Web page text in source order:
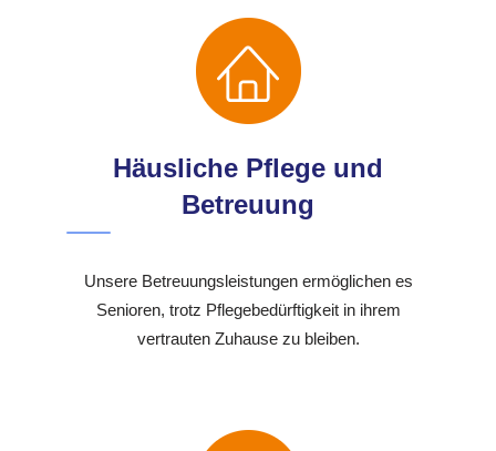
Häusliche Pflege und
Betreuung
Unsere Betreuungsleistungen ermöglichen es
Senioren, trotz Pflegebedürftigkeit in ihrem
vertrauten Zuhause zu bleiben.